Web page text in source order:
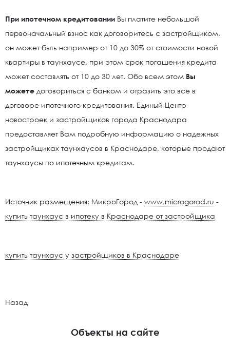
При ипотечном кредитовании Вы платите небольшой
первоначальный взнос как договоритесь с застройщиком,
он может быть например от 10 до 30% от стоимости новой
квартиры в таунхаусе, при этом срок погашения кредита
может составлять от 10 до 30 лет. Обо всем этом Вы
можете договориться с банком и отразить это все в
договоре ипотечного кредитования. Единый Центр
новостроек и застройщиков города Краснодара
предоставляет Вам подробную информацию о надежных
застройщиках таунхаусов в Краснодаре, которые продают
таунхаусы по ипотечным кредитам.
Источник размещения: МикроГород - www.microgorod.ru -
купить таунхаус в ипотеку в Краснодаре от застройщика
купить таунхаус у застройщиков в Краснодаре
Назад
Объекты на сайте